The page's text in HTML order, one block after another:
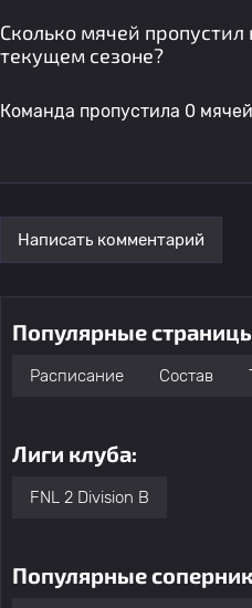
Сколько мячей
текущем сезоне?
Команда пропустила 0 мячей
Написать комментарий
Популярные
Расписание Состав
Лиги клуба:
FNL 2 Division B
Популярные